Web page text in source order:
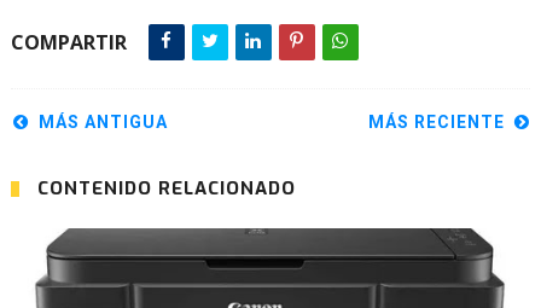
COMPARTIR
MÁS RECIENTE
MÁS ANTIGUA
CONTENIDO RELACIONADO